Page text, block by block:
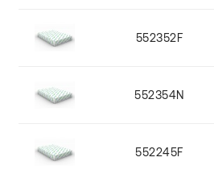
552352F
552354N
552245F